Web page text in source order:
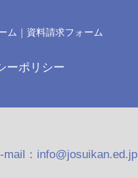
ム 資料請求フォーム
ーポリシー
：info@josuikan.ed.jp